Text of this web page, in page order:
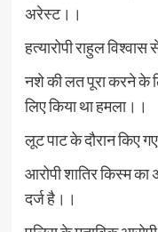
अरेस्ट।।
हत्यारोपी राहुल
नशे की लत पूरा करने के
लिए किया था हमला।।
लूट पाट के दौरान किए
आरोपी शातिर किस्म
दर्ज है।।